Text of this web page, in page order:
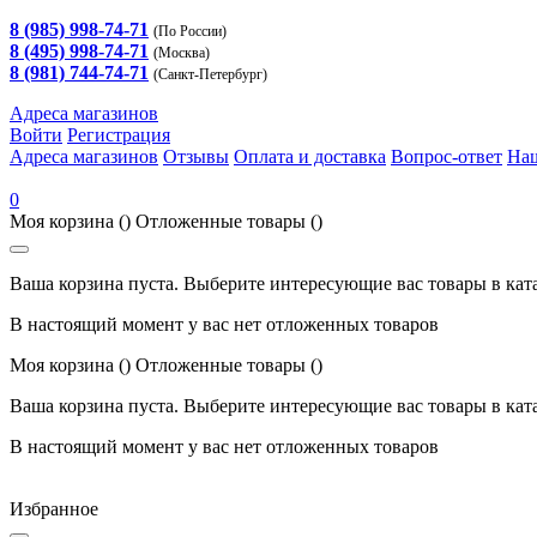
8 (985) 998-74-71 (По России)
8 (495) 998-74-71 (Москва)
8 (981) 744-74-71 (Санкт-Петербург)
Адреса магазинов
Войти Регистрация
Адреса магазинов Отзывы Оплата и доставка Вопрос-ответ
0
Моя корзина () Отложенные товары ()
Ваша корзина пуста. Выберите интересующие вас товары в
В настоящий момент у вас нет отложенных товаров
Моя корзина () Отложенные товары ()
Ваша корзина пуста. Выберите интересующие вас товары в
В настоящий момент у вас нет отложенных товаров
Избранное